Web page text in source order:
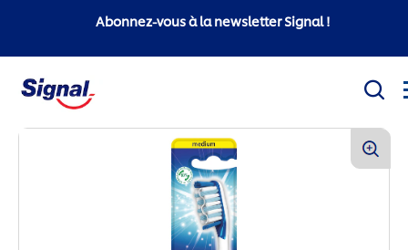
Abonnez-vous à la newsletter Signal !